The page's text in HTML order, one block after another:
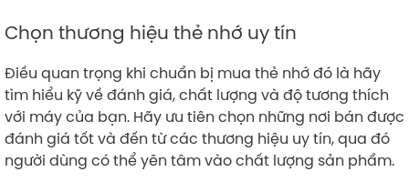
Chọn thương hiệu thẻ nhớ uy tín
Điều quan trọng khi chuẩn bị mua thẻ nhớ đó là hãy
tìm hiểu kỹ về đánh giá, chất lượng và độ tương thích
với máy của bạn. Hãy ưu tiên chọn những nơi bán được
đánh giá tốt và đến từ các thương hiệu uy tín, qua đó
người dùng có thể yên tâm vào chất lượng sản phẩm.